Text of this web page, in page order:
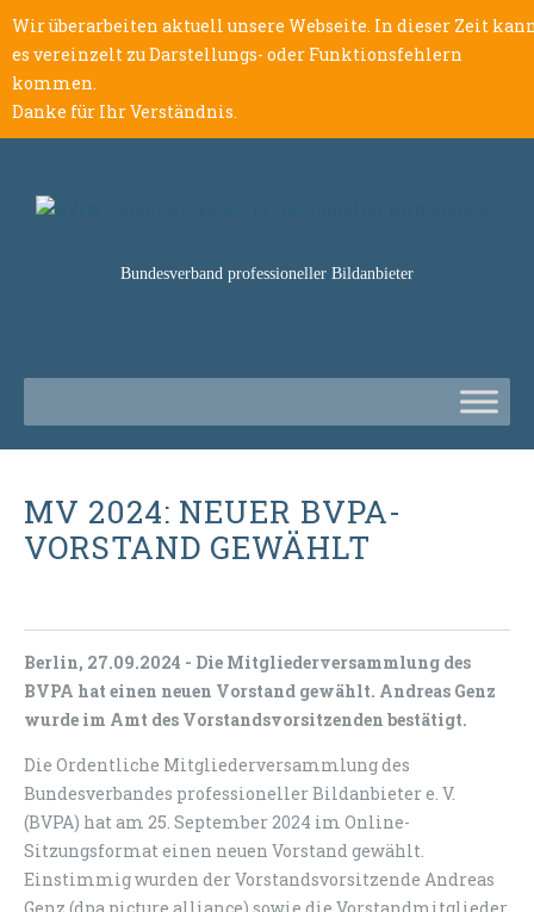
Wir überarbeiten aktuell unsere Webseite. In dieser Zeit
es vereinzelt zu Darstellungs- oder Funktionsfehlern
kommen.
Danke für Ihr Verständnis.
Bundesverband professioneller Bildanbieter
MV 2024: NEUER BVPA-
VORSTAND GEWÄHLT
Berlin, 27.09.2024 - Die Mitgliederversammlung des
BVPA hat einen neuen Vorstand gewählt. Andreas Genz
wurde im Amt des Vorstandsvorsitzenden bestätigt.
Die Ordentliche Mitgliederversammlung des
Bundesverbandes professioneller Bildanbieter e. V.
(BVPA) hat am 25. September 2024 im Online-
Sitzungsformat einen neuen Vorstand gewählt.
Einstimmig wurden der Vorstandsvorsitzende Andreas